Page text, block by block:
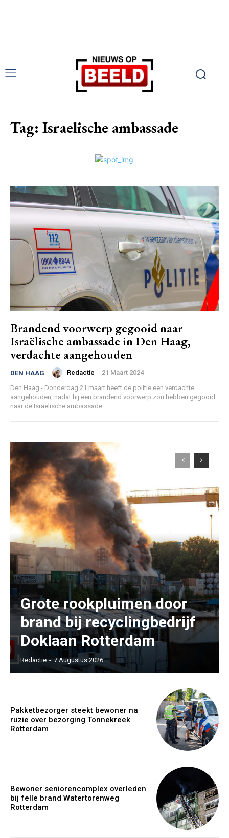
Tag: Israelische ambassade
Brandend voorwerp gegooid naar
Israëlische ambassade in Den Haag,
verdachte aangehouden
DEN HAAG Redactie - 21 Maart 2024
Den Haag - Donderdag 21 maart heeft de politie een verdachte
aangehouden, nadat hij een brandend voorwerp zou hebben gegooid
naar de Israëlische ambassade...
Grote rookpluimen door
brand bij recyclingbedrijf
Doklaan Rotterdam
Redactie - 7 Augustus 2026
Pakketbezorger steekt bewoner na
ruzie over bezorging Tonnekreek
Rotterdam
Bewoner seniorencomplex overleden
bij felle brand Watertorenweg
Rotterdam